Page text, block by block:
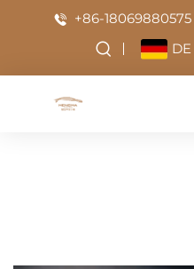
+86-18069880575
DE